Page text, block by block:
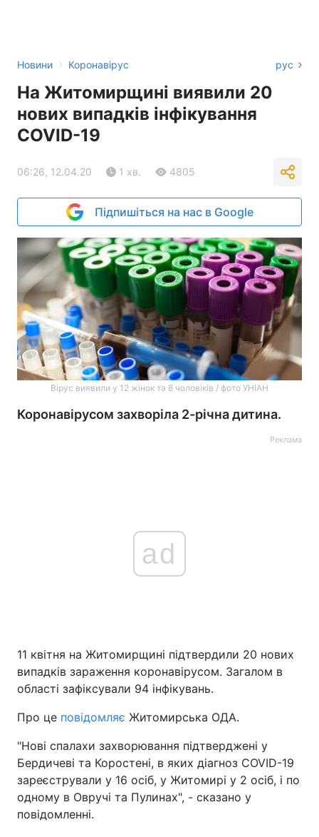
Новини › Коронавірус рус
На Житомирщині виявили 20
нових випадків інфікування
COVID-19
06:26, 12.04.20 1 хв. 4805
Підпишіться на нас в Google
Вірус виявили у 12 жінок та 8 чоловіків / фото УНІАН
Коронавірусом захворіла 2-річна дитина.
Реклама
ad
11 квітня на Житомирщині підтвердили 20 нових
випадків зараження коронавірусом. Загалом в
області зафіксували 94 інфікувань.
Про це повідомляє Житомирська ОДА.
"Нові спалахи захворювання підтверджені у
Бердичеві та Коростені, в яких діагноз COVID-19
зареєстрували у 16 осіб, у Житомирі у 2 осіб, і по
одному в Овручі та Пулинах", - сказано у
повідомленні.